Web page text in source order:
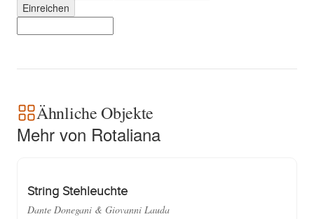
Einreichen
Ähnliche Objekte
Mehr von Rotaliana
String Stehleuchte
Dante Donegani & Giovanni Lauda